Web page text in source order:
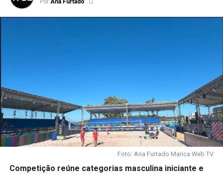
por meio da arte.
A iniciativa integra a política pública de fortalecimento da
cultura em Maricá, que nos últimos anos ampliou
investimentos em formação artística, eventos culturais e
preservação da identidade local.
PUBLICIDADEFoto: Ana Furtado Marica Web TV
Competição reúne categorias masculina iniciante e